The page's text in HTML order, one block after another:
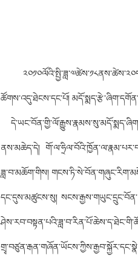
ཚོགས་འདུ་ཐེངས་དང་པོ།
ནས་མཆེད་དེ།
ཟླ་བ་མཆོག་གིས།
དང་དུས་མཚུངས་སུ།